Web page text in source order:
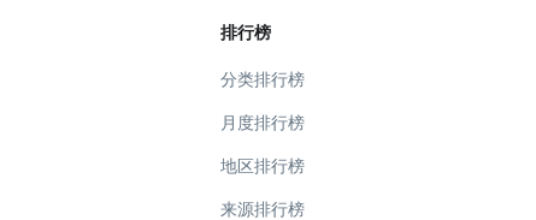
排行榜
分类排行榜
月度排行榜
地区排行榜
来源排行榜